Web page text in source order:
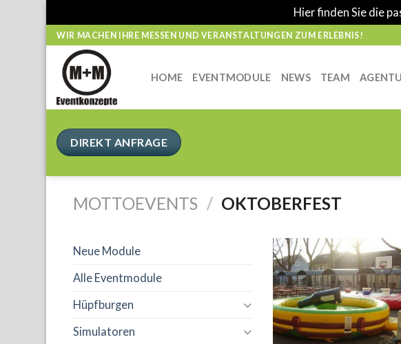
Hier finden Sie die
Skip
content
WIR MACHEN IHRE MESSEN UND VERANSTALTUNGEN ZUM ERLEBNIS!
HOME EVENTMODULE NEWS TEAM
DIREKT ANFRAGE
MOTTOEVENTS / OKTOBERFEST
Neue Module
Alle Eventmodule
Hüpfburgen
Simulatoren